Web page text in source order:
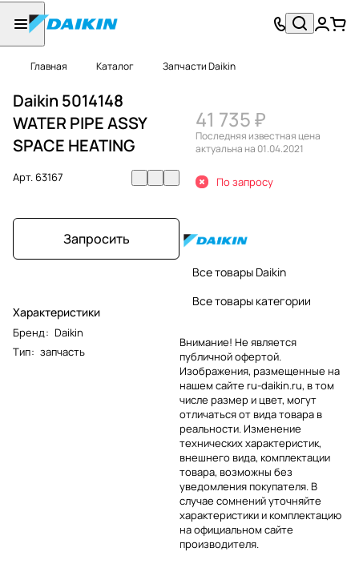
Главная Каталог Запчасти Daikin
Daikin 5014148
WATER PIPE ASSY
SPACE HEATING
Арт.63167
Запросить
Характеристики
Бренд: Daikin
Тип: запчасть
41 735 ₽
Последняя известная цена
актуальна на 01.04.2021
По запросу
Все товары Daikin
Все товары категории
Внимание! Не является
публичной офертой.
Изображения, размещенные на
нашем сайте ru-daikin.ru, в том
числе размер и цвет, могут
отличаться от вида товара в
реальности. Изменение
технических характеристик,
внешнего вида, комплектации
товара, возможны без
уведомления покупателя. В
случае сомнений уточняйте
характеристики и комплектацию
на официальном сайте
производителя.